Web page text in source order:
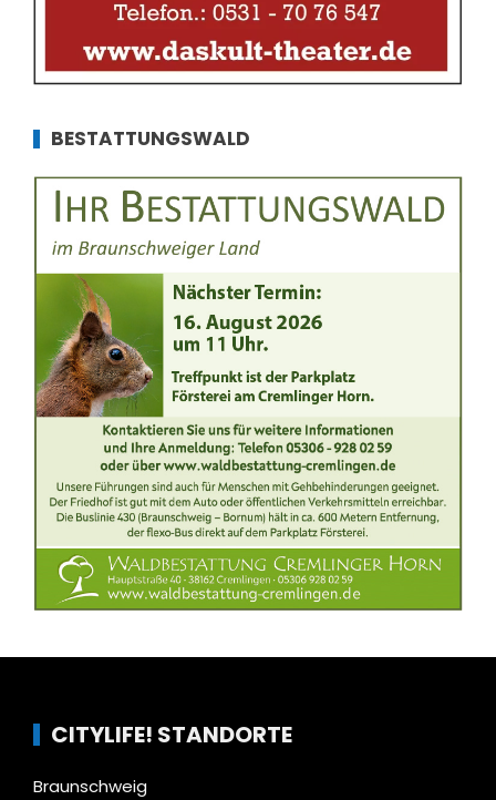
BESTATTUNGSWALD
CITYLIFE! STANDORTE
Braunschweig